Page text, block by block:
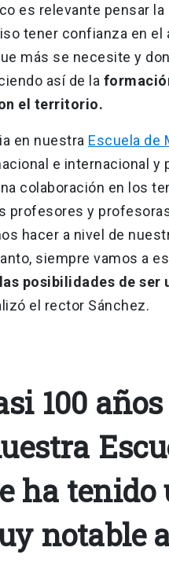
es relevante pensar
tener confianza en el
más se necesite y
así de la
el territorio.
en nuestra Escuela de
e internacional y
colaboración en los
y profesoras
hacer a nivel de
siempre vamos a
posibilidades de ser
el rector Sánchez.
100
ha tenido
notable